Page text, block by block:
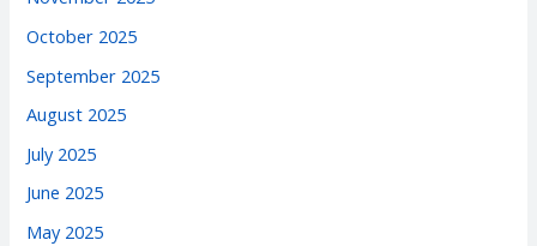
October 2025
September 2025
August 2025
July 2025
June 2025
May 2025